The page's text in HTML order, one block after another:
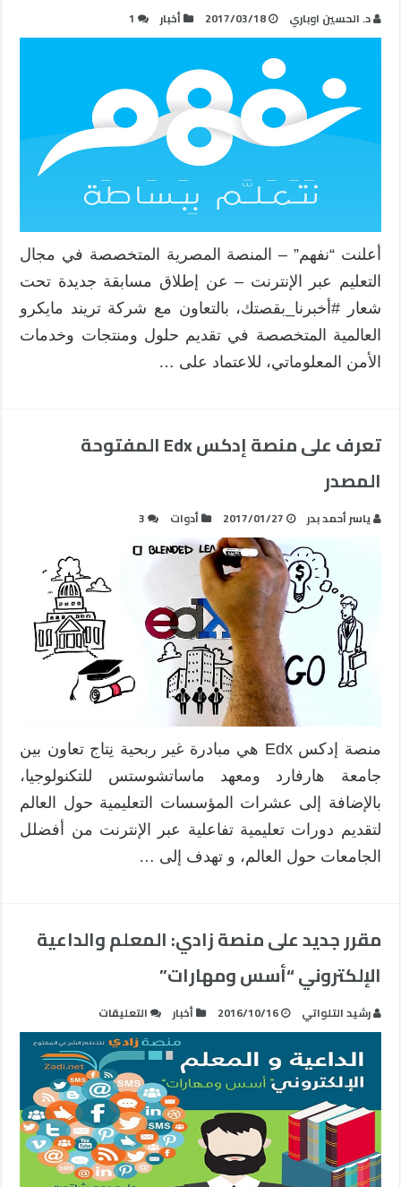
د. الحسين اوباري 2017/03/18 أخبار 1
أعلنت “نفهم” – المنصة المصرية المتخصصة في مجال
التعليم عبر الإنترنت – عن إطلاق مسابقة جديدة تحت
شعار #أخبرنا_بقصتك، بالتعاون مع شركة تريند مايكرو
العالمية المتخصصة في تقديم حلول ومنتجات وخدمات
الأمن المعلوماتي، للاعتماد على …
تعرف على منصة إدكس Edx المفتوحة
المصدر
ياسر أحمد بدر 2017/01/27 أدوات 3
منصة إدكس Edx هي مبادرة غير ربحية نِتاج تعاون بين
جامعة هارفارد ومعهد ماساتشوستس للتكنولوجيا،
بالإضافة إلى عشرات المؤسسات التعليمية حول العالم
لتقديم دورات تعليمية تفاعلية عبر الإنترنت من أفضلل
الجامعات حول العالم، و تهدف إلى …
مقرر جديد على منصة زادي: المعلم والداعية
الإلكتروني “أسس ومهارات”
رشيد التلواتي 2016/10/16 أخبار التعليقات
مقرر
جديد
على
منصة
زادي:
المعلم
والداعية
الإلكتروني